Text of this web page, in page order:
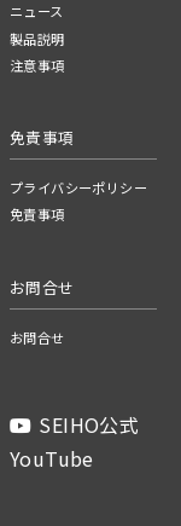
ニュース
製品説明
注意事項
免責事項
プライバシーポリシー
免責事項
お問合せ
お問合せ
SEIHO公式
YouTube